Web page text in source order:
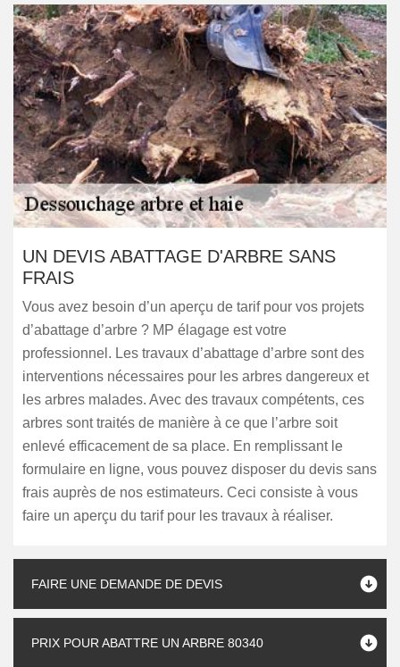
UN DEVIS ABATTAGE D'ARBRE SANS
FRAIS
Vous avez besoin d’un aperçu de tarif pour vos projets
d’abattage d’arbre ? MP élagage est votre
professionnel. Les travaux d’abattage d’arbre sont des
interventions nécessaires pour les arbres dangereux et
les arbres malades. Avec des travaux compétents, ces
arbres sont traités de manière à ce que l’arbre soit
enlevé efficacement de sa place. En remplissant le
formulaire en ligne, vous pouvez disposer du devis sans
frais auprès de nos estimateurs. Ceci consiste à vous
faire un aperçu du tarif pour les travaux à réaliser.
FAIRE UNE DEMANDE DE DEVIS
PRIX POUR ABATTRE UN ARBRE 80340